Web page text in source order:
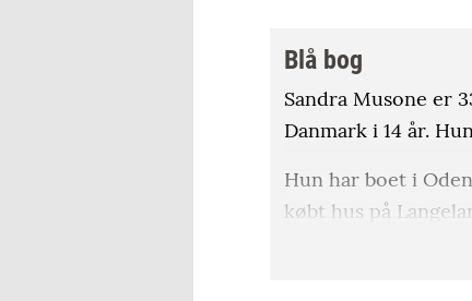
Blå bog
Sandra Musone er
Danmark i 14 år.
Hun har boet i
købt hus på
Hun arbejder som